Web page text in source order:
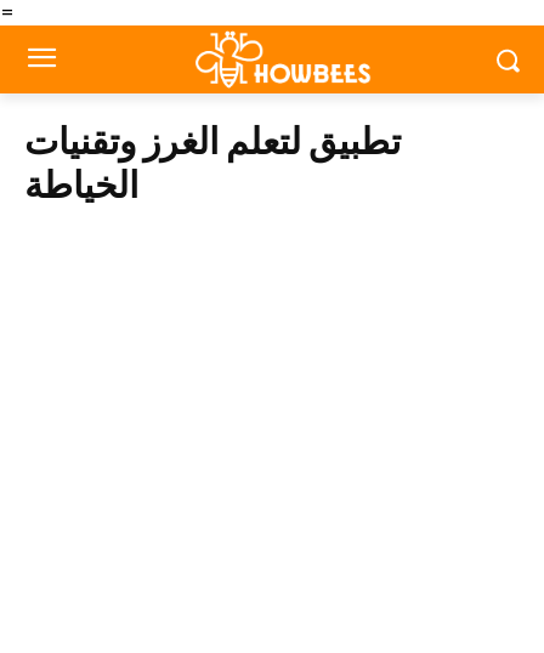
=
تطبيق لتعلم الغرز وتقنيات
الخياطة